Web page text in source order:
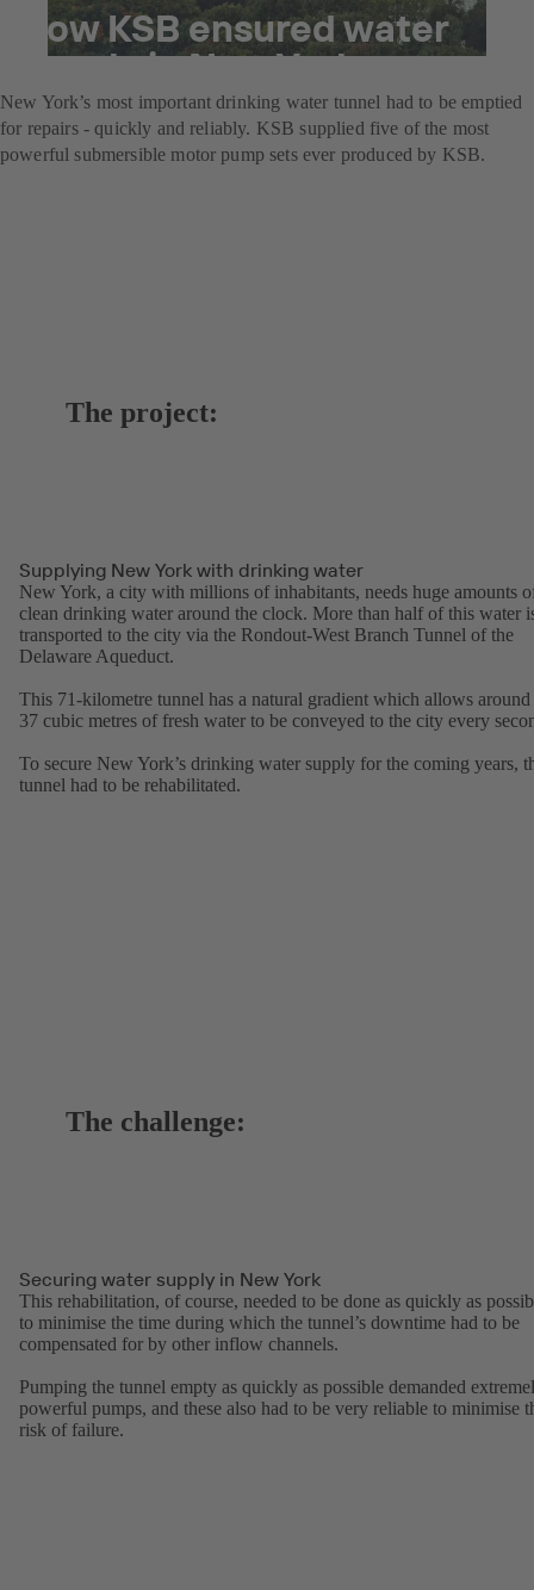
How KSB ensured water
supply in New York
New York’s most important drinking water tunnel had to be emptied
for repairs - quickly and reliably. KSB supplied five of the most
powerful submersible motor pump sets ever produced by KSB.
The project:
Supplying New York with drinking water
New York, a city with millions of inhabitants, needs huge amounts
clean drinking water around the clock. More than half of this water
transported to the city via the Rondout-West Branch Tunnel of the
Delaware Aqueduct.
This 71-kilometre tunnel has a natural gradient which allows around
37 cubic metres of fresh water to be conveyed to the city every
To secure New York’s drinking water supply for the coming years,
tunnel had to be rehabilitated.
The challenge:
Securing water supply in New York
This rehabilitation, of course, needed to be done as quickly as
to minimise the time during which the tunnel’s downtime had to be
compensated for by other inflow channels.
Pumping the tunnel empty as quickly as possible demanded
powerful pumps, and these also had to be very reliable to minimise
risk of failure.